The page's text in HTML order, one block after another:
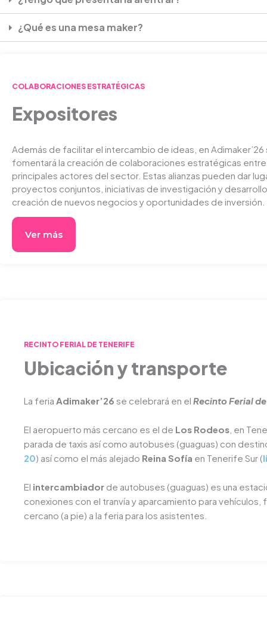
¿Qué es una mesa maker?
COLABORACIONES ESTRATÉGICAS
Expositores
Además de facilitar el intercambio de ideas, en Adimaker’26
fomentará la creación de colaboraciones estratégicas
principales actores del sector. Estas alianzas pueden dar
proyectos conjuntos, iniciativas de investigación y
creación de nuevos negocios y oportunidades de inversión.
Ver más
RECINTO FERIAL DE TENERIFE
Ubicación y transporte
La feria Adimaker’26 se celebrará en el Recinto Ferial
El aeropuerto más cercano es el de Los Rodeos , en
parada de taxis así como autobuses (guaguas) con
20) así como el más alejado Reina Sofía en Tenerife Sur (
El intercambiador de autobuses (guaguas) es una
conexiones con el tranvía y aparcamiento para
cercano (a pie) a la feria para los asistentes.